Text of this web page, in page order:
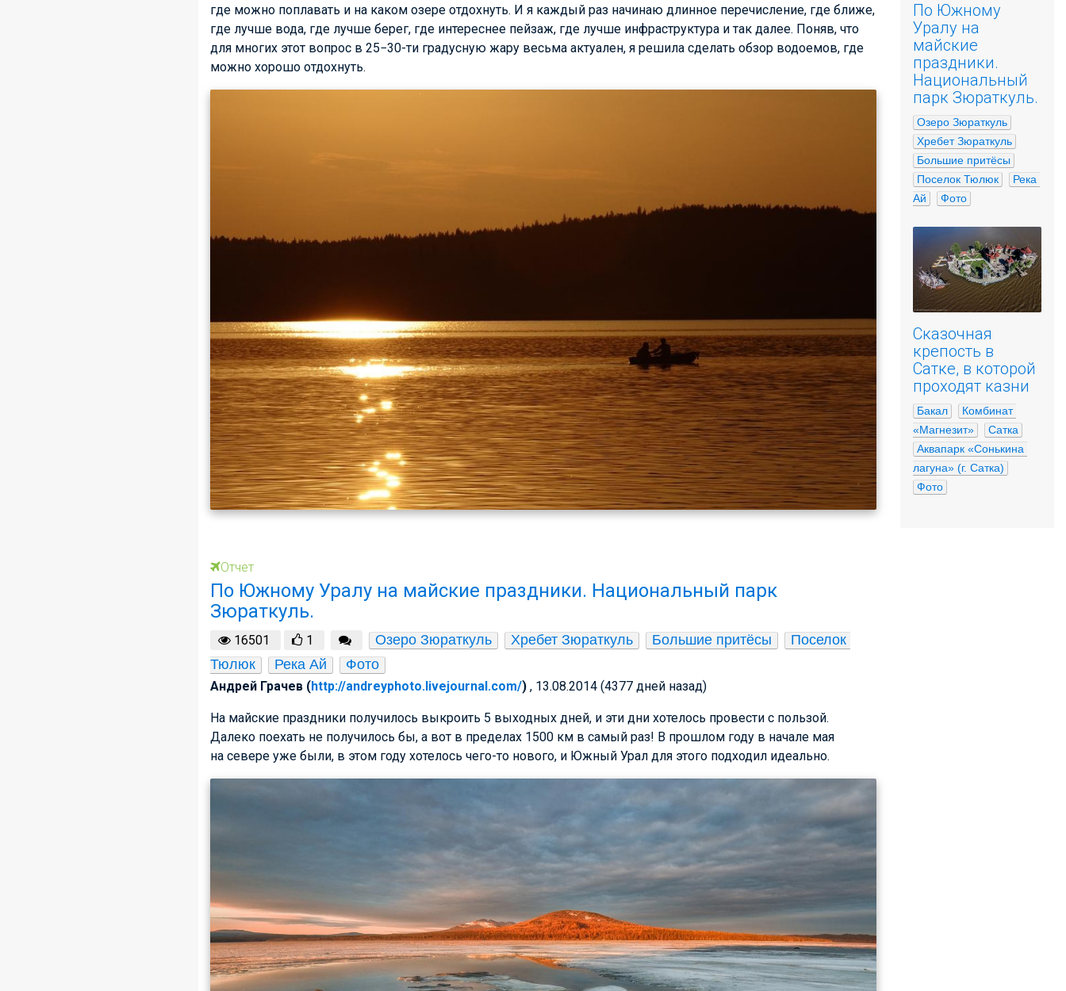
где можно поплавать и на каком озере отдохнуть. И я каждый раз начинаю длинное перечисление, где ближе,
где лучше вода, где лучше берег, где интереснее пейзаж, где лучше инфраструктура и так далее. Поняв, что
для многих этот вопрос в 25−30-ти градусную жару весьма актуален, я решила сделать обзор водоемов, где
можно хорошо отдохнуть.
Отчет
По Южному Уралу на майские праздники. Национальный парк
Зюраткуль.
16501 1 Озеро Зюраткуль Хребет Зюраткуль Большие притёсы
Поселок
Тюлюк
Река Ай Фото
Андрей Грачев (http://andreyphoto.livejournal.com/) , 13.08.2014 (4377 дней назад)
На майские праздники получилось выкроить 5 выходных дней, и эти дни хотелось провести с пользой.
Далеко поехать не получилось бы, а вот в пределах 1500 км в самый раз! В прошлом году в начале мая
на севере уже были, в этом году хотелось чего-то нового, и Южный Урал для этого подходил идеально.
По Южному
Уралу на
майские
праздники.
Национальный
парк Зюраткуль.
Озеро Зюраткуль
Хребет Зюраткуль
Большие притёсы
Поселок Тюлюк
Река
Ай
Фото
Сказочная
крепость в
Сатке, в которой
проходят казни
Бакал
Комбинат
«Магнезит»
Сатка
Аквапарк «Сонькина
лагуна» (г. Сатка)
Фото